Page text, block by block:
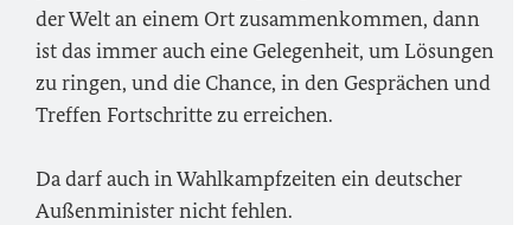
der Welt an einem Ort zusammenkommen, dann
ist das immer auch eine Gelegenheit, um Lösungen
zu ringen, und die Chance, in den Gesprächen und
Treffen Fortschritte zu erreichen.
Da darf auch in Wahlkampfzeiten ein deutscher
Außenminister nicht fehlen.